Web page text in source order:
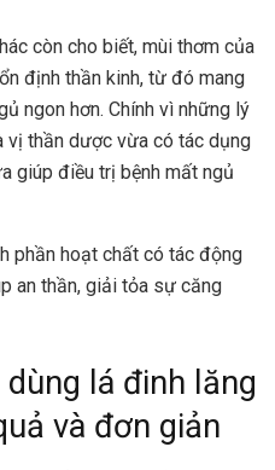
còn cho biết, mùi thơm của
định thần kinh, từ đó mang
ngon hơn. Chính vì những lý
vị thần dược vừa có tác dụng
giúp điều trị bệnh mất ngủ
phần hoạt chất có tác động
an thần, giải tỏa sự căng
lá đinh lăng
và đơn giản